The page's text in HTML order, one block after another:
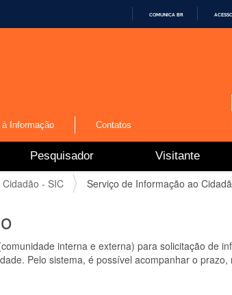
D
COMUNICA BR
Informação Contatos
Pesquisador Visitante
- SIC Serviço de Informação ao
interna e externa) para solicitação de
Pelo sistema, é possível acompanhar o